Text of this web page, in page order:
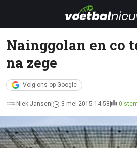
Nainggolan en co
na zege
Volg ons op Google
Niek Jansen 3 mei 2015 14:58 0